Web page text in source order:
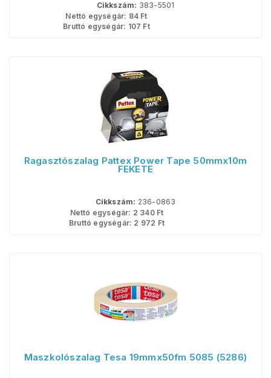
Cikkszám: 383-5501
Nettó egységár: 84 Ft
Bruttó egységár: 107 Ft
Ragasztószalag Pattex Power Tape 50mmx10m
FEKETE
Cikkszám: 236-0863
Nettó egységár: 2 340Ft
Bruttó egységár: 2 972 Ft
Maszkolószalag Tesa 19mmx50fm 5085 (5286)